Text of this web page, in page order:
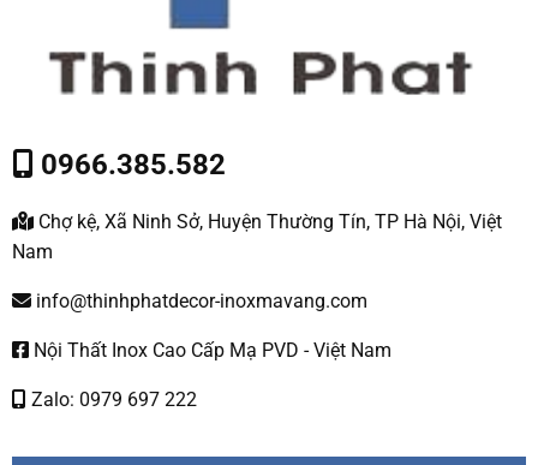
0966.385.582
Chợ kệ, Xã Ninh Sở, Huyện Thường Tín, TP Hà Nội, Việt
Nam
info@thinhphatdecor-inoxmavang.com
Nội Thất Inox Cao Cấp Mạ PVD - Việt Nam
Zalo: 0979 697 222